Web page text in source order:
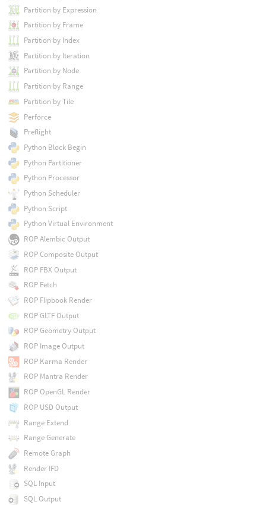
Partition by Expression
Partition by Frame
Partition by Index
Partition by Iteration
Partition by Node
Partition by Range
Partition by Tile
Perforce
Preflight
Python Block Begin
Python Partitioner
Python Processor
Python Scheduler
Python Script
Python Virtual Environment
ROP Alembic Output
ROP Composite Output
ROP FBX Output
ROP Fetch
ROP Flipbook Render
ROP GLTF Output
ROP Geometry Output
ROP Image Output
ROP Karma Render
ROP Mantra Render
ROP OpenGL Render
ROP USD Output
Range Extend
Range Generate
Remote Graph
Render IFD
SQL Input
SQL Output